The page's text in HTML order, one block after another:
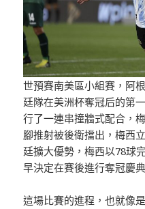
世預賽南美區小組賽，阿
廷隊在美洲杯奪冠后的第
行了一連串撞牆式配合，
腳推射被後衛擋出，梅西
廷擴大優勢，梅西以78球
早決定在賽後進行奪冠慶典
這場比賽的進程，也就像